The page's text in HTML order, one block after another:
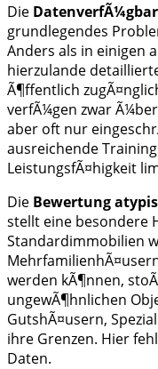
Die
grundlegendes
Anders als in einigen
hierzulande
Ã¶ffentlich
verfÃ¼gen zwar
aber oft nur
ausreichende
LeistungsfÃ¤higkeit
Die Bewertung
stellt eine besondere
Standardimmobilien
werden kÃ¶nnen,
ungewÃ¶hnlichen
GutshÃ¤usern,
ihre Grenzen. Hier
Daten.